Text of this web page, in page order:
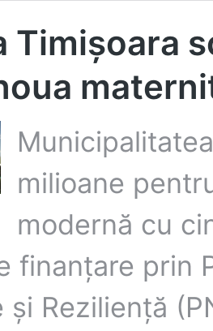
Timișoara
milioane
modernă cu
finanțare prin
și Reziliență